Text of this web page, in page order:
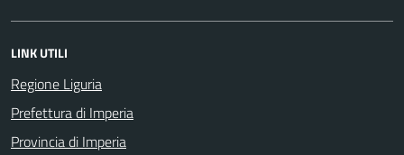
LINK UTILI
Regione Liguria
Prefettura di Imperia
Provincia di Imperia